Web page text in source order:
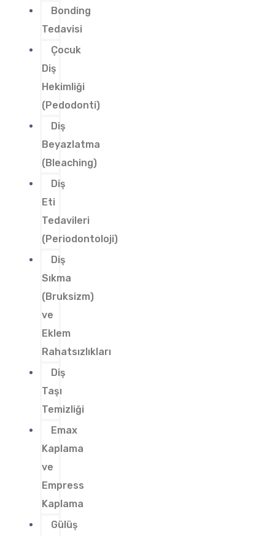
Bonding
Tedavisi
Çocuk
Diş
Hekimliği
(Pedodonti)
Diş
Beyazlatma
(Bleaching)
Diş
Eti
Tedavileri
(Periodontoloji)
Diş
Sıkma
(Bruksizm)
ve
Eklem
Rahatsızlıkları
Diş
Taşı
Temizliği
Emax
Kaplama
ve
Empress
Kaplama
Gülüş